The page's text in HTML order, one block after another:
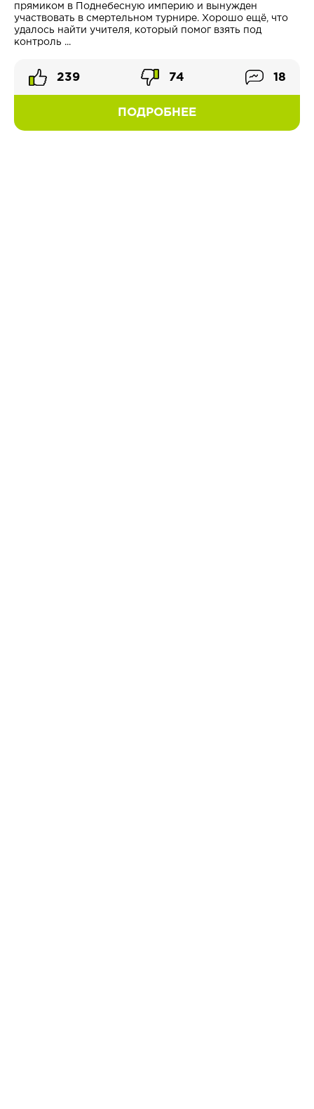
прямиком в Поднебесную империю и вынужден
участвовать в смертельном турнире. Хорошо ещё, что
удалось найти учителя, который помог взять под
контроль ...
ПОДРОБНЕЕ
239 74 18